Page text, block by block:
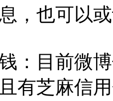
，也可以
：目前微
且有芝麻信